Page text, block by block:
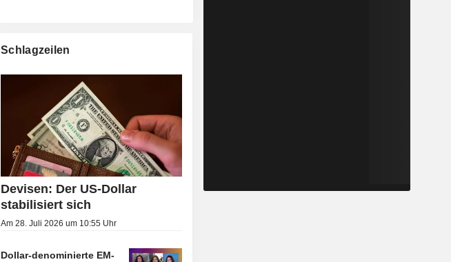
Schlagzeilen
Devisen: Der US-Dollar
stabilisiert sich
Am 28. Juli 2026 um 10:55 Uhr
Dollar-denominierte EM-